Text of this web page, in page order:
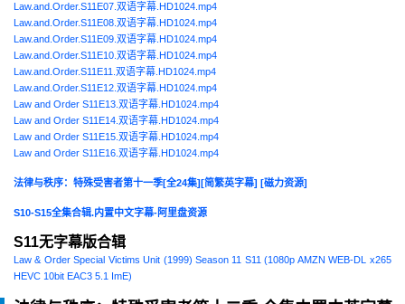
Law.and.Order.S11E07.双语字幕.HD1024.mp4
Law.and.Order.S11E08.双语字幕.HD1024.mp4
Law.and.Order.S11E09.双语字幕.HD1024.mp4
Law.and.Order.S11E10.双语字幕.HD1024.mp4
Law.and.Order.S11E11.双语字幕.HD1024.mp4
Law.and.Order.S11E12.双语字幕.HD1024.mp4
Law and Order S11E13.双语字幕.HD1024.mp4
Law and Order S11E14.双语字幕.HD1024.mp4
Law and Order S11E15.双语字幕.HD1024.mp4
Law and Order S11E16.双语字幕.HD1024.mp4
法律与秩序：特殊受害者第十一季[全24集][简繁英字幕] [磁力资源]
S10-S15全集合辑.内置中文字幕-阿里盘资源
S11无字幕版合辑
Law & Order Special Victims Unit (1999) Season 11 S11 (1080p AMZN WEB-DL x265
HEVC 10bit EAC3 5.1 ImE)